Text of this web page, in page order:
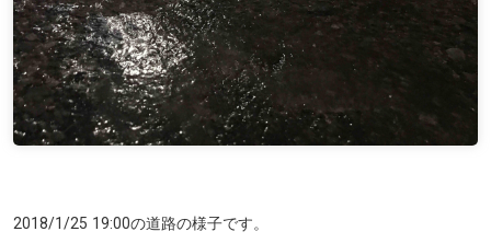
2018/1/25 19:00の道路の様子です。